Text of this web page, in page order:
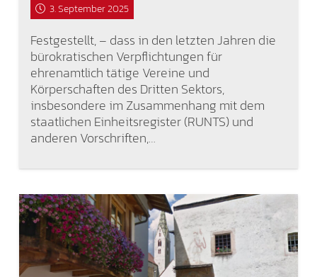
3. September 2025
Festgestellt, – dass in den letzten Jahren die
bürokratischen Verpflichtungen für
ehrenamtlich tätige Vereine und
Körperschaften des Dritten Sektors,
insbesondere im Zusammenhang mit dem
staatlichen Einheitsregister (RUNTS) und
anderen Vorschriften,…